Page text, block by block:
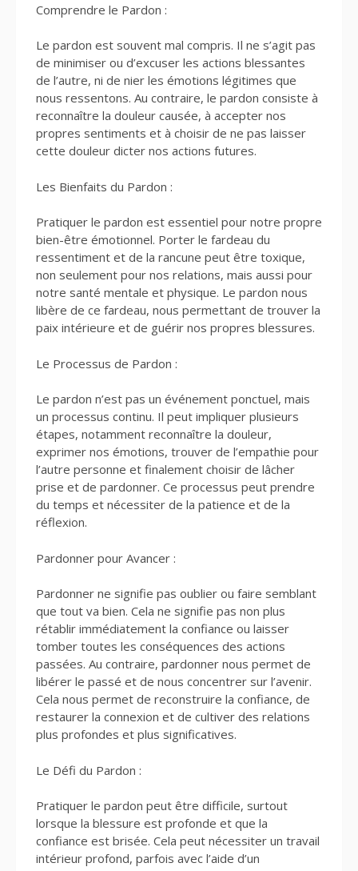
Comprendre le Pardon :
Le pardon est souvent mal compris. Il ne s’agit pas
de minimiser ou d’excuser les actions blessantes
de l’autre, ni de nier les émotions légitimes que
nous ressentons. Au contraire, le pardon consiste à
reconnaître la douleur causée, à accepter nos
propres sentiments et à choisir de ne pas laisser
cette douleur dicter nos actions futures.
Les Bienfaits du Pardon :
Pratiquer le pardon est essentiel pour notre propre
bien-être émotionnel. Porter le fardeau du
ressentiment et de la rancune peut être toxique,
non seulement pour nos relations, mais aussi pour
notre santé mentale et physique. Le pardon nous
libère de ce fardeau, nous permettant de trouver la
paix intérieure et de guérir nos propres blessures.
Le Processus de Pardon :
Le pardon n’est pas un événement ponctuel, mais
un processus continu. Il peut impliquer plusieurs
étapes, notamment reconnaître la douleur,
exprimer nos émotions, trouver de l’empathie pour
l’autre personne et finalement choisir de lâcher
prise et de pardonner. Ce processus peut prendre
du temps et nécessiter de la patience et de la
réflexion.
Pardonner pour Avancer :
Pardonner ne signifie pas oublier ou faire semblant
que tout va bien. Cela ne signifie pas non plus
rétablir immédiatement la confiance ou laisser
tomber toutes les conséquences des actions
passées. Au contraire, pardonner nous permet de
libérer le passé et de nous concentrer sur l’avenir.
Cela nous permet de reconstruire la confiance, de
restaurer la connexion et de cultiver des relations
plus profondes et plus significatives.
Le Défi du Pardon :
Pratiquer le pardon peut être difficile, surtout
lorsque la blessure est profonde et que la
confiance est brisée. Cela peut nécessiter un travail
intérieur profond, parfois avec l’aide d’un